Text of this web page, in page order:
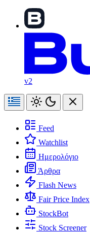
v2
Feed
Watchlist
Ημερολόγιο
Άρθρα
Flash News
Fair Price Index
StockBot
Stock Screener